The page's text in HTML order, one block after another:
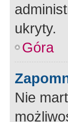
ukryty.
Góra
Nie